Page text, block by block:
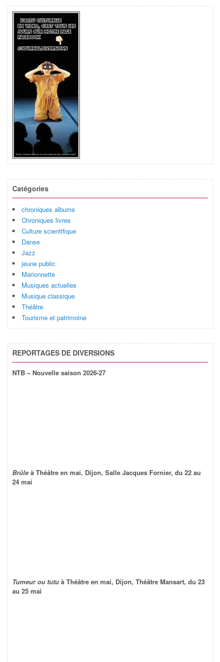
Catégories
chroniques albums
Chroniques livres
Culture scientifique
Danse
Jazz
jeune public
Marionnette
Musiques actuelles
Musique classique
Théâtre
Tourisme et patrimoine
REPORTAGES DE DIVERSIONS
NTB – Nouvelle saison 2026-27
Brûle à Théâtre en mai, Dijon, Salle Jacques Fornier, du 22 au
24 mai
Tumeur ou tutu à Théâtre en mai, Dijon, Théâtre Mansart, du 23
au 25 mai